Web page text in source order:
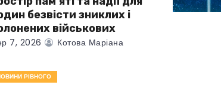
безвісти зниклих і
військових
7, 2026 Котова Маріана
РІВНОГО